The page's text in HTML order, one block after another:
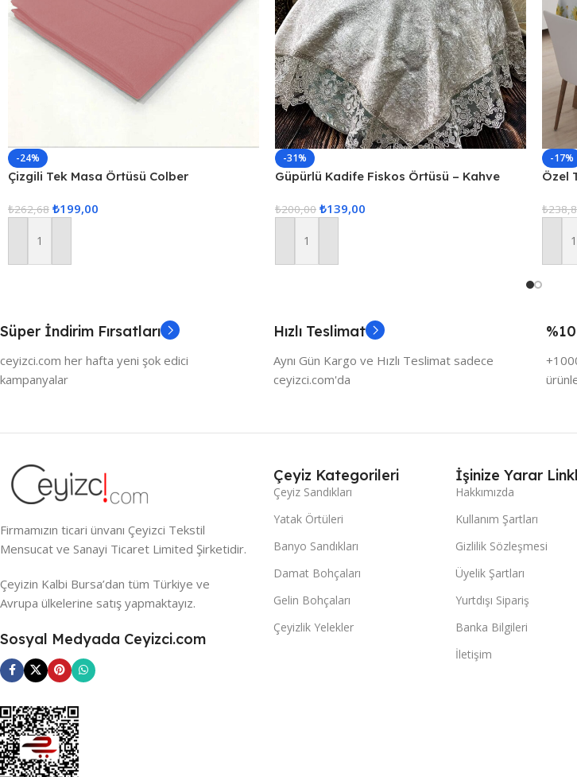
-24%
Çizgili Tek Masa Örtüsü Colber
₺262,68 ₺199,00
Sepete Ekle
-31%
Güpürlü Kadife Fiskos Örtüsü – Kahve
₺200,00 ₺139,00
Sepete Ekle
-17%
Özel
₺
Süper İndirim Fırsatları
ceyizci.com her hafta yeni şok edici
kampanyalar
Hızlı Teslimat
Aynı Gün Kargo ve Hızlı Teslimat sadece
ceyizci.com'da
Firmamızın ticari ünvanı Çeyizci Tekstil
Mensucat ve Sanayi Ticaret Limited Şirketidir.
Çeyizin Kalbi Bursa’dan tüm Türkiye ve
Avrupa ülkelerine satış yapmaktayız.
Sosyal Medyada Ceyizci.com
Çeyiz Kategorileri
Çeyiz Sandıkları
Yatak Örtüleri
Banyo Sandıkları
Damat Bohçaları
Gelin Bohçaları
Çeyizlik Yelekler
İşinize Yarar
Hakkımızda
Kullanım Şartları
Gizlilik Sözleşmesi
Üyelik Şartları
Yurtdışı Sipariş
Banka Bilgileri
İletişim